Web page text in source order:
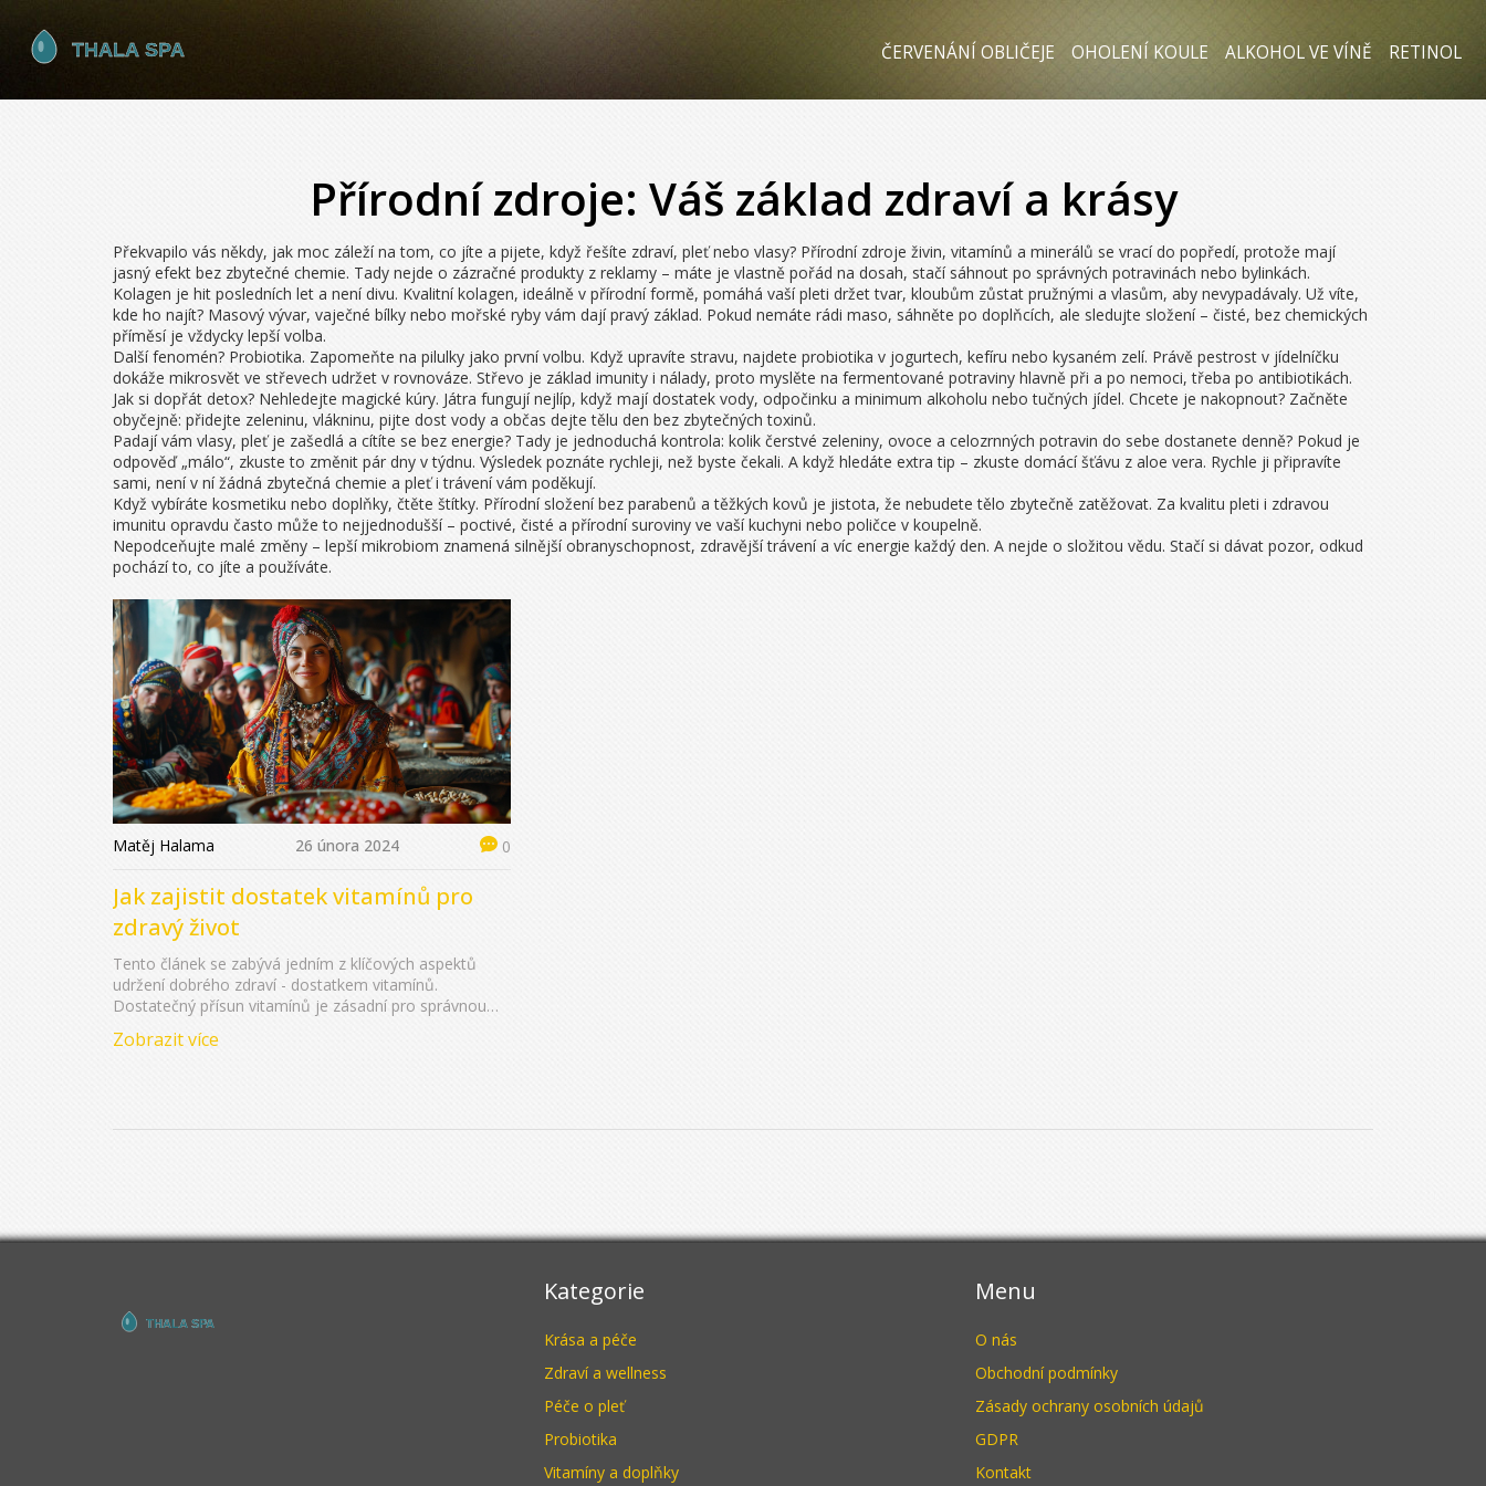
ČERVENÁNÍ OBLIČEJE OHOLENÍ KOULE ALKOHOL VE VÍNĚ RETINOL
Přírodní zdroje: Váš základ zdraví a krásy
Překvapilo vás někdy, jak moc záleží na tom, co jíte a pijete, když řešíte zdraví, pleť nebo vlasy? Přírodní zdroje živin, vitamínů a minerálů se vrací do popředí, protože mají
jasný efekt bez zbytečné chemie. Tady nejde o zázračné produkty z reklamy – máte je vlastně pořád na dosah, stačí sáhnout po správných potravinách nebo bylinkách.
Kolagen je hit posledních let a není divu. Kvalitní kolagen, ideálně v přírodní formě, pomáhá vaší pleti držet tvar, kloubům zůstat pružnými a vlasům, aby nevypadávaly. Už víte,
kde ho najít? Masový vývar, vaječné bílky nebo mořské ryby vám dají pravý základ. Pokud nemáte rádi maso, sáhněte po doplňcích, ale sledujte složení – čisté, bez chemických
příměsí je vždycky lepší volba.
Další fenomén? Probiotika. Zapomeňte na pilulky jako první volbu. Když upravíte stravu, najdete probiotika v jogurtech, kefíru nebo kysaném zelí. Právě pestrost v jídelníčku
dokáže mikrosvět ve střevech udržet v rovnováze. Střevo je základ imunity i nálady, proto myslěte na fermentované potraviny hlavně při a po nemoci, třeba po antibiotikách.
Jak si dopřát detox? Nehledejte magické kúry. Játra fungují nejlíp, když mají dostatek vody, odpočinku a minimum alkoholu nebo tučných jídel. Chcete je nakopnout? Začněte
obyčejně: přidejte zeleninu, vlákninu, pijte dost vody a občas dejte tělu den bez zbytečných toxinů.
Padají vám vlasy, pleť je zašedlá a cítíte se bez energie? Tady je jednoduchá kontrola: kolik čerstvé zeleniny, ovoce a celozrnných potravin do sebe dostanete denně? Pokud je
odpověď „málo“, zkuste to změnit pár dny v týdnu. Výsledek poznáte rychleji, než byste čekali. A když hledáte extra tip – zkuste domácí šťávu z aloe vera. Rychle ji připravíte
sami, není v ní žádná zbytečná chemie a pleť i trávení vám poděkují.
Když vybíráte kosmetiku nebo doplňky, čtěte štítky. Přírodní složení bez parabenů a těžkých kovů je jistota, že nebudete tělo zbytečně zatěžovat. Za kvalitu pleti i zdravou
imunitu opravdu často může to nejjednodušší – poctivé, čisté a přírodní suroviny ve vaší kuchyni nebo poličce v koupelně.
Nepodceňujte malé změny – lepší mikrobiom znamená silnější obranyschopnost, zdravější trávení a víc energie každý den. A nejde o složitou vědu. Stačí si dávat pozor, odkud
pochází to, co jíte a používáte.
Matěj Halama 26 února 2024 0
Jak zajistit dostatek vitamínů pro
zdravý život
Tento článek se zabývá jedním z klíčových aspektů
udržení dobrého zdraví - dostatkem vitamínů.
Dostatečný přísun vitamínů je zásadní pro správnou
Přesto mnoho lidí čelí výzvě, jak zajistit, aby jejich
zdrojů vitamínů do naší každodenní diety a kdy je
Zobrazit více
Kategorie
Krása a péče
Zdraví a wellness
Péče o pleť
Probiotika
Vitamíny a doplňky
Menu
O nás
Obchodní podmínky
Zásady ochrany osobních údajů
GDPR
Kontakt